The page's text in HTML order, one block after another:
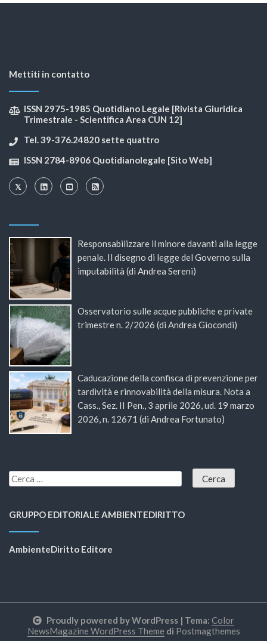
Mettiti in contatto
ISSN 2975-1985 Quotidiano Legale [Rivista Giuridica
Trimestrale - Scientifica Area CUN 12]
Tel. 39-376.24820 sette quattro
ISSN 2784-8906 Quotidianolegale [Sito Web]
Responsabilizzare il minore davanti alla legge
penale. Il disegno di legge del Governo sulla
imputabilità (di Andrea Sereni)
Osservatorio sulle acque pubbliche e private
trimestre n. 2/2026 (di Andrea Giocondi)
Caducazione della confisca di prevenzione per
tardività e rinnovabilità della misura. Nota a
Cass., Sez. II Pen., 3 aprile 2026, ud. 19 marzo
2026, n. 12671 (di Andrea Fortunato)
GRUPPO EDITORIALE AMBIENTEDIRITTO
AmbienteDiritto Editore
Proudly powered by WordPress | Tema: Color
NewsMagazine WordPress Theme di Postmagthemes